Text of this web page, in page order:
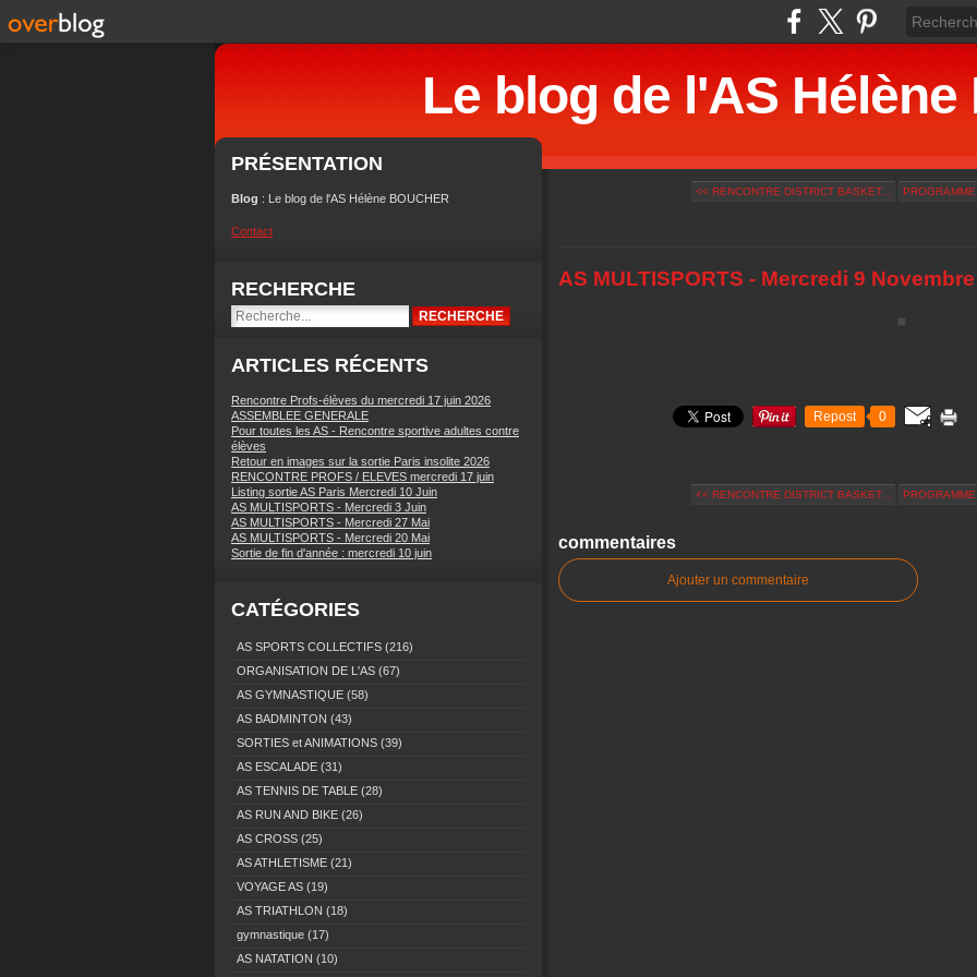
Le blog de l'AS Hélène
PRÉSENTATION
Blog : Le blog de l'AS Hélène BOUCHER
Contact
RECHERCHE
ARTICLES RÉCENTS
Rencontre Profs-élèves du mercredi 17 juin 2026
ASSEMBLEE GENERALE
Pour toutes les AS - Rencontre sportive adultes contre
élèves
Retour en images sur la sortie Paris insolite 2026
RENCONTRE PROFS / ELEVES mercredi 17 juin
Listing sortie AS Paris Mercredi 10 Juin
AS MULTISPORTS - Mercredi 3 Juin
AS MULTISPORTS - Mercredi 27 Mai
AS MULTISPORTS - Mercredi 20 Mai
Sortie de fin d'année : mercredi 10 juin
CATÉGORIES
AS SPORTS COLLECTIFS (216)
ORGANISATION DE L'AS (67)
AS GYMNASTIQUE (58)
AS BADMINTON (43)
SORTIES et ANIMATIONS (39)
AS ESCALADE (31)
AS TENNIS DE TABLE (28)
AS RUN AND BIKE (26)
AS CROSS (25)
AS ATHLETISME (21)
VOYAGE AS (19)
AS TRIATHLON (18)
gymnastique (17)
AS NATATION (10)
<< RENCONTRE DISTRICT BASKET...
AS MULTISPORTS - Mercredi 9 Novembre
Repost 0
<< RENCONTRE DISTRICT BASKET...
commentaires
Ajouter un commentaire